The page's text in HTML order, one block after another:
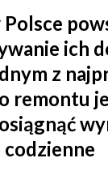
ich
z
remontu